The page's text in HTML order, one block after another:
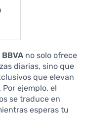
no solo ofrece
diarias, sino que
que elevan
ejemplo, el
se traduce en
esperas tu